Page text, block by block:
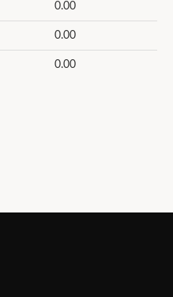
0.00
0.00
0.00